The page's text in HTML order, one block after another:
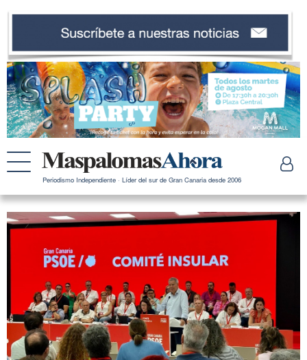
Periodismo Independiente · Líder del sur de Gran Canaria desde 2006